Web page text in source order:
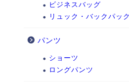
ビジネスバッグ
リュック・バックパック
パンツ
ショーツ
ロングパンツ